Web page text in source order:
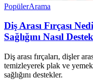
PopülerArama
Diş Arası Fırçası
Sağlığını Nasıl
Diş arası fırçaları, dişler
temizleyerek plak ve
sağlığını destekler.